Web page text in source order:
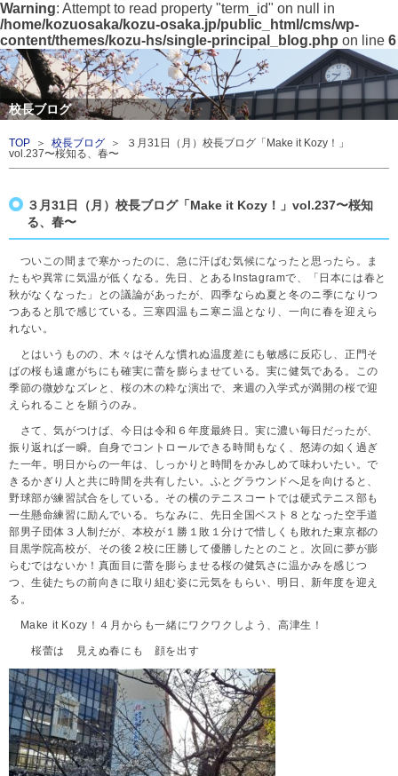
Warning: Attempt to read property "term_id" on null in
/home/kozuosaka/kozu-osaka.jp/public_html/cms/wp-
content/themes/kozu-hs/single-principal_blog.php on line 6
校長ブログ
TOP ＞ 校長ブログ ＞ ３月31日（月）校長ブログ「Make it Kozy！」
vol.237〜桜知る、春〜
３月31日（月）校長ブログ「Make it Kozy！」vol.237〜桜知
る、春〜
ついこの間まで寒かったのに、急に汗ばむ気候になったと思ったら。ま
たもや異常に気温が低くなる。先日、とあるInstagramで、「日本には春と
秋がなくなった」との議論があったが、四季ならぬ夏と冬のニ季になりつ
つあると肌で感じている。三寒四温もニ寒ニ温となり、一向に春を迎えら
れない。
とはいうものの、木々はそんな慣れぬ温度差にも敏感に反応し、正門そ
ばの桜も遠慮がちにも確実に蕾を膨らませている。実に健気である。この
季節の微妙なズレと、桜の木の粋な演出で、来週の入学式が満開の桜で迎
えられることを願うのみ。
さて、気がつけば、今日は令和６年度最終日。実に濃い毎日だったが、
振り返れば一瞬。自身でコントロールできる時間もなく、怒涛の如く過ぎ
た一年。明日からの一年は、しっかりと時間をかみしめて味わいたい。で
きるかぎり人と共に時間を共有したい。ふとグラウンドへ足を向けると、
野球部が練習試合をしている。その横のテニスコートでは硬式テニス部も
一生懸命練習に励んでいる。ちなみに、先日全国ベスト８となった空手道
部男子団体３人制だが、本校が１勝１敗１分けで惜しくも敗れた東京都の
目黒学院高校が、その後２校に圧勝して優勝したとのこと。次回に夢が膨
らむではないか！真面目に蕾を膨らませる桜の健気さに温かみを感じつ
つ、生徒たちの前向きに取り組む姿に元気をもらい、明日、新年度を迎え
る。
Make it Kozy！４月からも一緒にワクワクしよう、高津生！
桜蕾は 見えぬ春にも 顔を出す